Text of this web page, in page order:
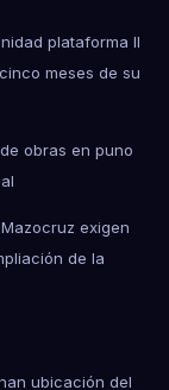
plataforma II
meses de su
obras en puno
exigen
de la
ubicación del